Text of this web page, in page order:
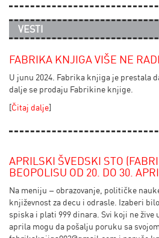
VESTI
FABRIKA KNJIGA VIŠE NE RADI
U junu 2024. Fabrika knjiga je prestala
dalje se prodaju Fabrikine knjige.
[Čitaj dalje]
APRILSKI ŠVEDSKI STO
BEOPOLISU OD 20. DO 30.
Na meniju – obrazovanje, političke
književnost za decu i odrasle. Izaberi
spiska i plati 999 dinara. Svi koji ne žive
aprila mogu da pošalju poruku sa